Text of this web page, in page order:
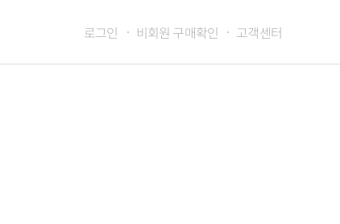
로그인 비회원 구매확인 고객센터